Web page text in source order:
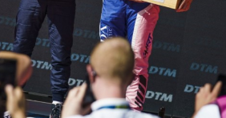
Alle anzeigen